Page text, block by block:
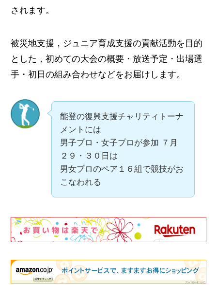
されます。
被災地支援，ジュニア育成支援の貢献活動を目的
とした，初めての大会の概要・放送予定・出場選
手・初日の組み合わせなどをお届けします。
能登の復興支援チャリティトーナ
メントには
男子プロ・女子プロが参加 ７月
２９・３０日は
男女プロのペア１６組で競技がお
こなわれる